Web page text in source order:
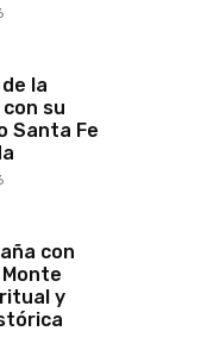
la
su
Santa Fe
con
y